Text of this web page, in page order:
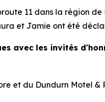
11 dans la région
et Jamie ont été
avec les invités
et du Dundurn Motel